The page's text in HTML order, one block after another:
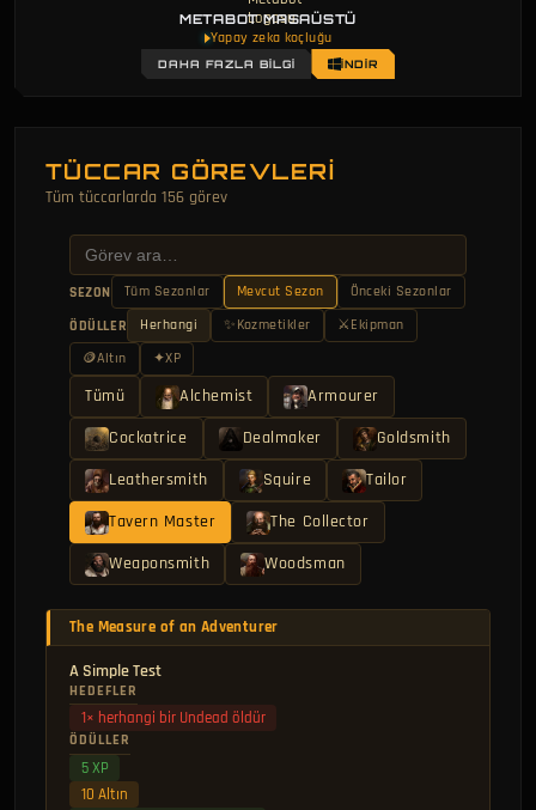
METABOT MASAÜSTÜ
Yapay zeka koçluğu
DAHA FAZLA BILGI İNDIR
TÜCCAR GÖREVLERI
Tüm tüccarlarda 156 görev
SEZON Tüm Sezonlar Mevcut Sezon
Önceki Sezonlar
ÖDÜLLER
Herhangi ✨ Kozmetikler ⚔ Ekipman
🪙Altın ✦XP
Tümü Alchemist
Armourer
Cockatrice
Dealmaker
Goldsmith
Leathersmith
Squire
Tailor
Tavern Master
The Collector
Weaponsmith
Woodsman
The Measure of an Adventurer
A Simple Test
HEDEFLER
1× herhangi bir Undead öldür
ÖDÜLLER
5 XP
10 Altın